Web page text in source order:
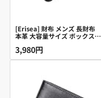
[Erisea] 財布 メンズ 長財布
本革 大容量サイズ ボックス型
型カード収納 一流の革職人が
作る 紳士用 ビジネス スタイ
ながざいふ 人気ブランド ギフ
ト (ブラック)
3,980円